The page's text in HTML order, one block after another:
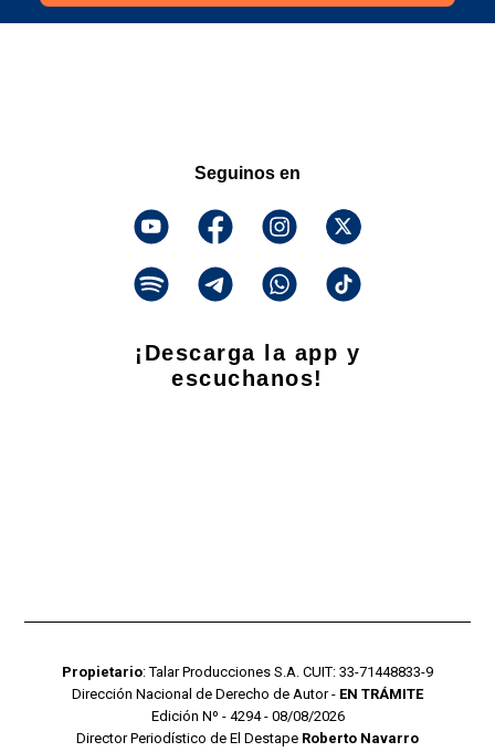
Seguinos en
¡Descarga la app y
escuchanos!
Propietario: Talar Producciones S.A. CUIT: 33-71448833-9
Dirección Nacional de Derecho de Autor - EN TRÁMITE
Edición Nº - 4294 - 08/08/2026
Director Periodístico de El Destape Roberto Navarro